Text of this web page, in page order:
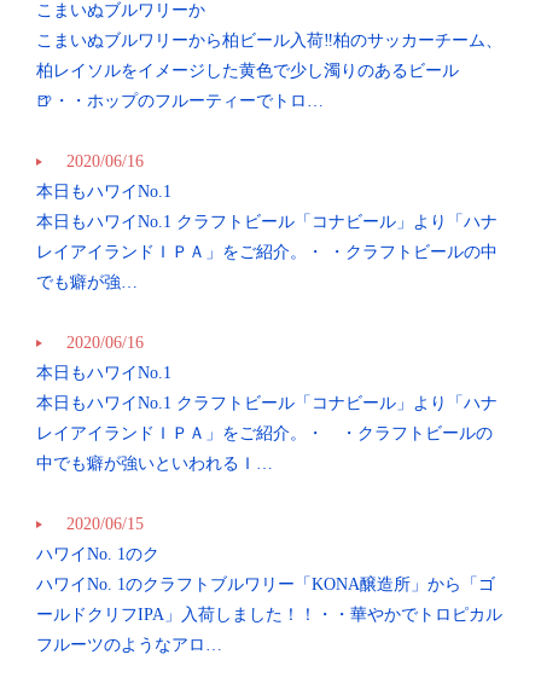
こまいぬブルワリーか
こまいぬブルワリーから柏ビール入荷‼︎柏のサッカーチーム、
柏レイソルをイメージした黄色で少し濁りのあるビール
🍺・・ホップのフルーティーでトロ…
2020/06/16
本日もハワイNo.1
本日もハワイNo.1 クラフトビール「コナビール」より「ハナ
レイアイランドＩＰＡ」をご紹介。・ ・クラフトビールの中
でも癖が強…
2020/06/16
本日もハワイNo.1
本日もハワイNo.1 クラフトビール「コナビール」より「ハナ
レイアイランドＩＰＡ」をご紹介。・ ・クラフトビールの
中でも癖が強いといわれるＩ…
2020/06/15
ハワイNo. 1のク
ハワイNo. 1のクラフトブルワリー「KONA醸造所」から「ゴ
ールドクリフIPA」入荷しました！！・・華やかでトロピカル
フルーツのようなアロ…
この店舗情報をシェアする
ニュース | 肉バル GLOBAR(グラバー) 柏店
https://worldbeerkitchen-glovar.owst.jp/blogs
お店情報をコピー